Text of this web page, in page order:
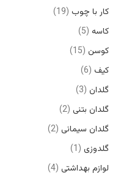
کار با چوب 19
کاسه 5
کوسن 15
کیف 6
گلدان 3
گلدان بتنی 2
گلدان سیمانی 2
گلدوزی 1
لوازم بهداشتی 4